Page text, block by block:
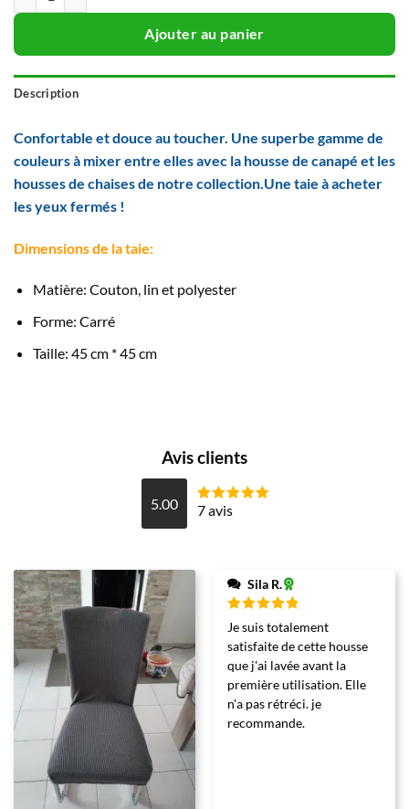
Ajouter au panier
Description
Confortable et douce au toucher. Une superbe gamme de
couleurs à mixer entre elles avec la housse de canapé et les
housses de chaises de notre collection.Une taie à acheter
les yeux fermés !
Dimensions de la taie:
Matière: Couton, lin et polyester
Forme: Carré
Taille: 45 cm * 45 cm
Avis clients
5.00 Note5sur
7 avis
Sila R.
Note
sur 5
Je suis totalement
satisfaite de cette housse
que j'ai lavée avant la
première utilisation. Elle
n'a pas rétréci. je
recommande.